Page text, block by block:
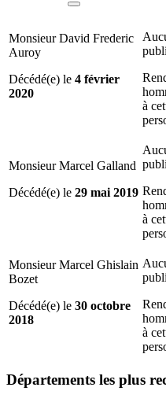
Monsieur David Frederic
Auroy
Décédé(e) le 4 février
2020
à
Monsieur Marcel Galland
Décédé(e) le 29 mai 2019
à
Monsieur Marcel Ghislain
Bozet
Décédé(e) le 30 octobre
2018
à
Départements les plus